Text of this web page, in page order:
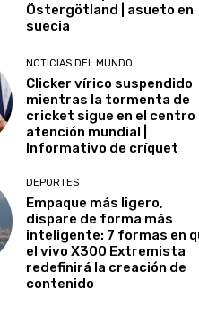
Östergötland | asueto en
suecia
NOTICIAS DEL MUNDO
Clicker vírico suspendido
mientras la tormenta de
cricket sigue en el centro
atención mundial |
Informativo de críquet
DEPORTES
Empaque más ligero,
dispare de forma más
inteligente: 7 formas en
el vivo X300 Extremista
redefinirá la creación de
contenido